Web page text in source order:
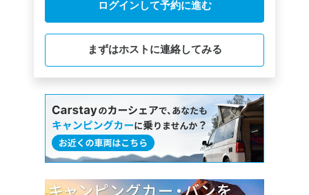
ログインして予約に進む
まずはホストに連絡してみる